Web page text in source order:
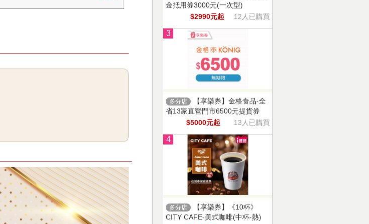
金抵用券3000元(一次型)
$2990元起
12人已購買
3
多分店
【享樂券】金格食品-全
省13家直營門市6500元提貨券
$5000元起
13人已購買
4
多分店
【享樂券】《10杯》
CITY CAFE-美式咖啡(中杯-熱)